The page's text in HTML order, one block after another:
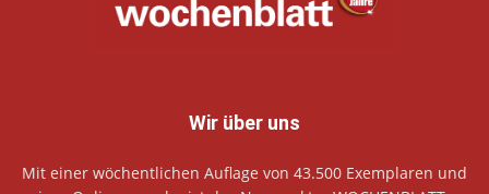
Wir über uns
Mit einer wöchentlichen Auflage von 43.500 Exemplaren und